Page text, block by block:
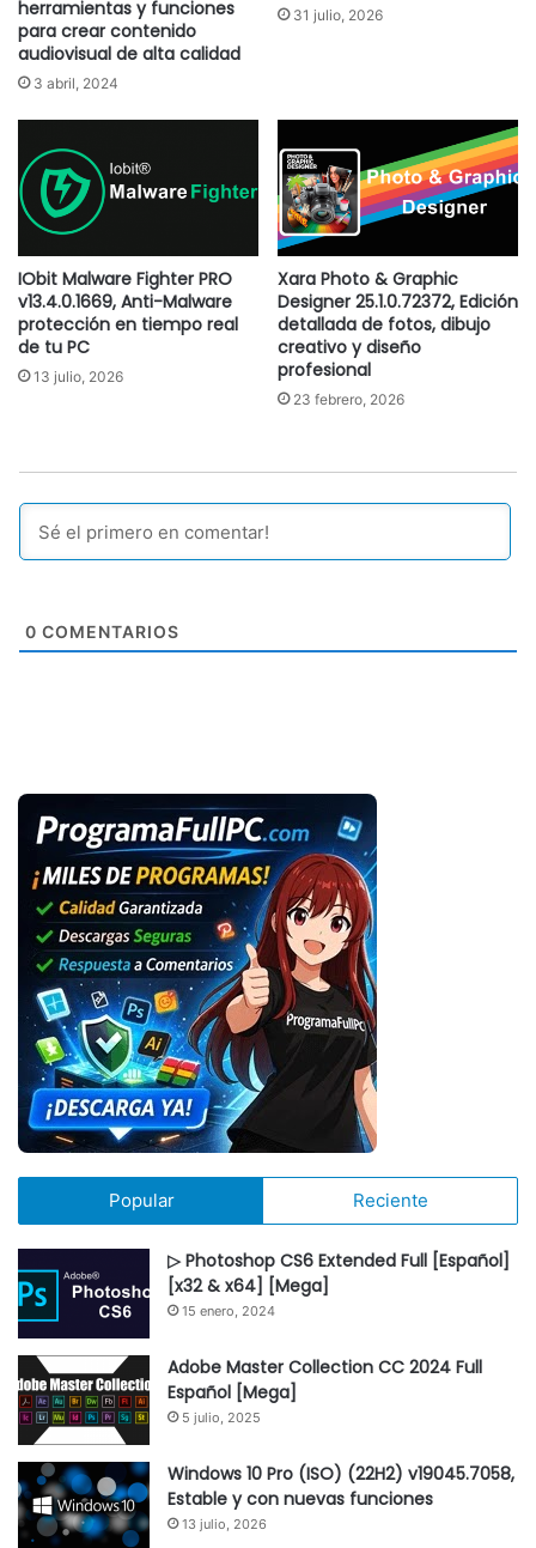
herramientas y funciones
para crear contenido
audiovisual de alta calidad
3 abril, 2024
31 julio, 2026
IObit Malware Fighter PRO
v13.4.0.1669, Anti-Malware
protección en tiempo real
de tu PC
13 julio, 2026
Xara Photo & Graphic
Designer 25.1.0.72372, Edición
detallada de fotos, dibujo
creativo y diseño
profesional
23 febrero, 2026
0 COMENTARIOS
Popular Reciente
▷ Photoshop CS6 Extended Full [Español]
[x32 & x64] [Mega]
15 enero, 2024
Adobe Master Collection CC 2024 Full
Español [Mega]
5 julio, 2025
Windows 10 Pro (ISO) (22H2) v19045.7058,
Estable y con nuevas funciones
13 julio, 2026